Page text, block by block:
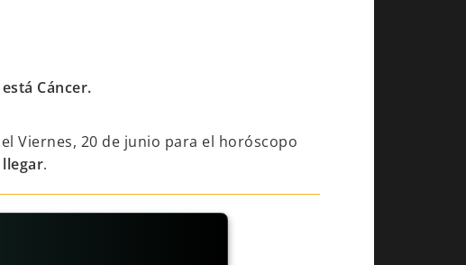
Cáncer.
Viernes, 20 de junio para el horóscopo
.